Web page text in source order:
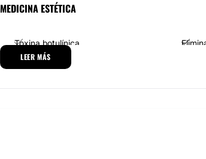
MEDICINA ESTÉTICA
Toxina botulínica
Aumento de labios
LEER MÁS